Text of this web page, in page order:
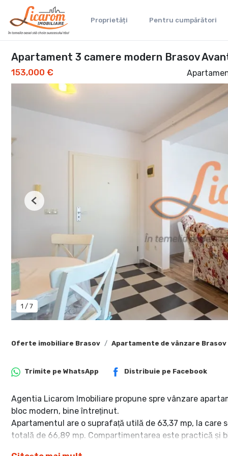
Proprietăți Pentru cumpărători
Apartament 3 camere modern Brasov
153,000 €
1 / 7
Previous
Oferte imobiliare Brasov Apartamente de vânzare Brasov
Trimite pe WhatsApp Distribuie pe Facebook
Agentia Licarom Imobiliare propune spre vânzare
bloc modern, bine întreținut.
Apartamentul are o suprafață utilă de 63,37 mp, la care
totală de 66,89 mp. Compartimentarea este practică și